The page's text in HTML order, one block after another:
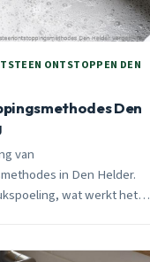
ONTSTOPPEN DEN
Den
van
in Den Helder.
wat werkt het